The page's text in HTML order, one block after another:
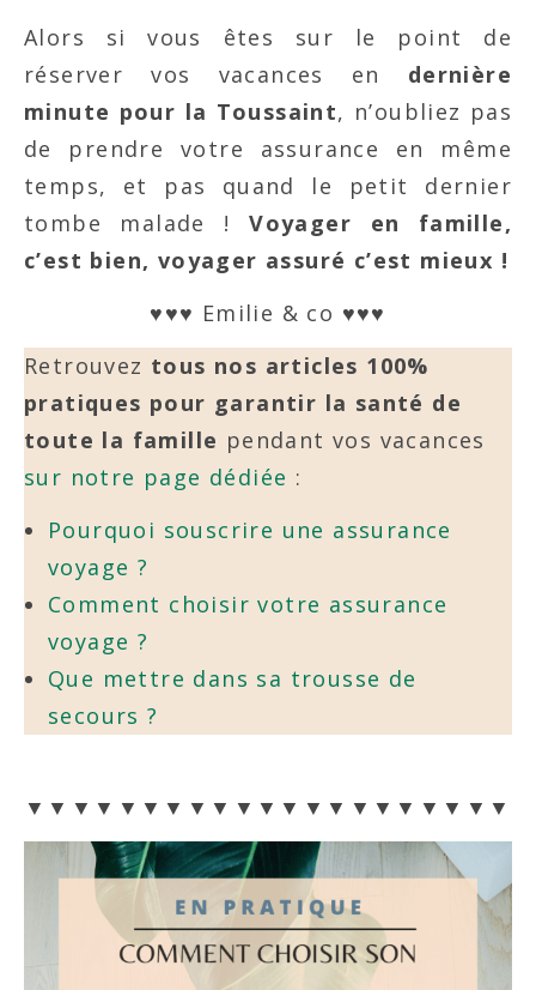
Alors si vous êtes sur le point de
réserver vos vacances en dernière
minute pour la Toussaint, n’oubliez pas
de prendre votre assurance en même
temps, et pas quand le petit dernier
tombe malade !Voyager en famille,
c’est bien, voyager assuré c’est mieux !
♥♥♥ Emilie & co ♥♥♥
Retrouvez tous nos articles 100%
pratiques pour garantir la santé de
toute la famille pendant vos vacances
sur notre page dédiée :
Pourquoi souscrire une assurance
voyage ?
Comment choisir votre assurance
voyage ?
Que mettre dans sa trousse de
secours ?